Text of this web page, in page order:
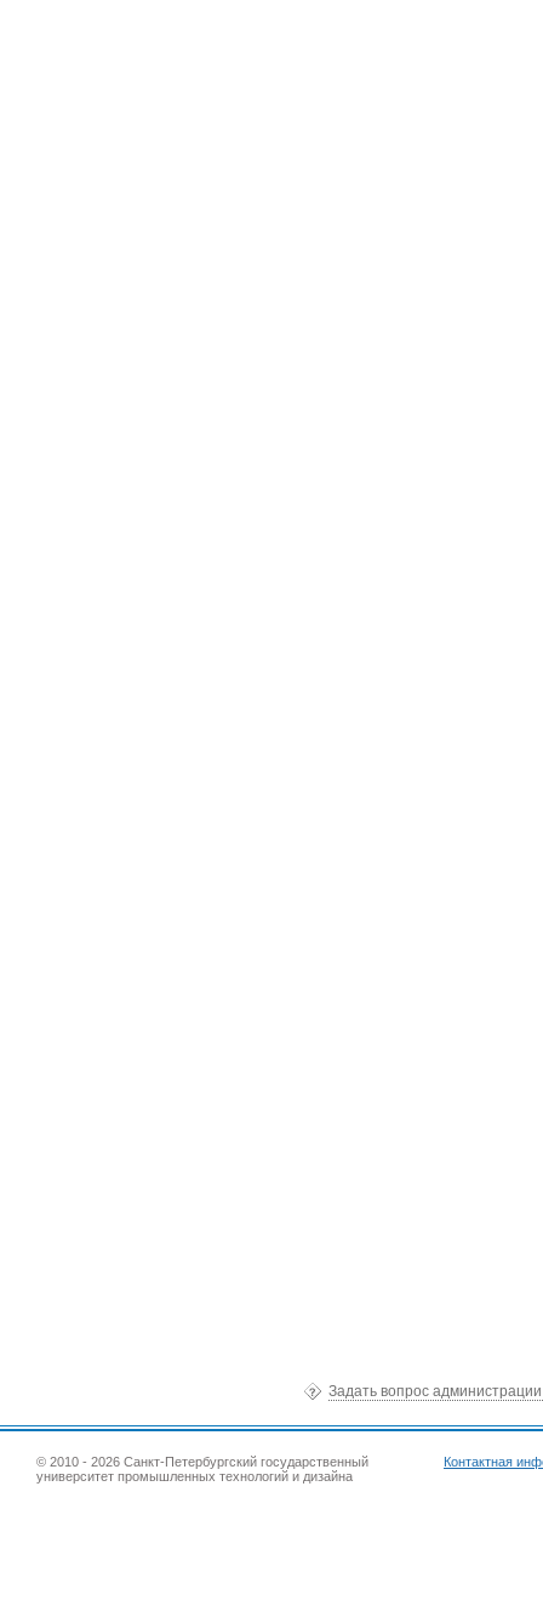
Задать вопрос
© 2010 - 2026 Санкт-Петербургский государственный
университет промышленных технологий и дизайна
Контактная